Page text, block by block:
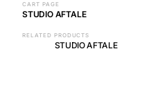
CART PAGE
STUDIO AFTALE
RELATED PRODUCTS
STUDIO AFTALE